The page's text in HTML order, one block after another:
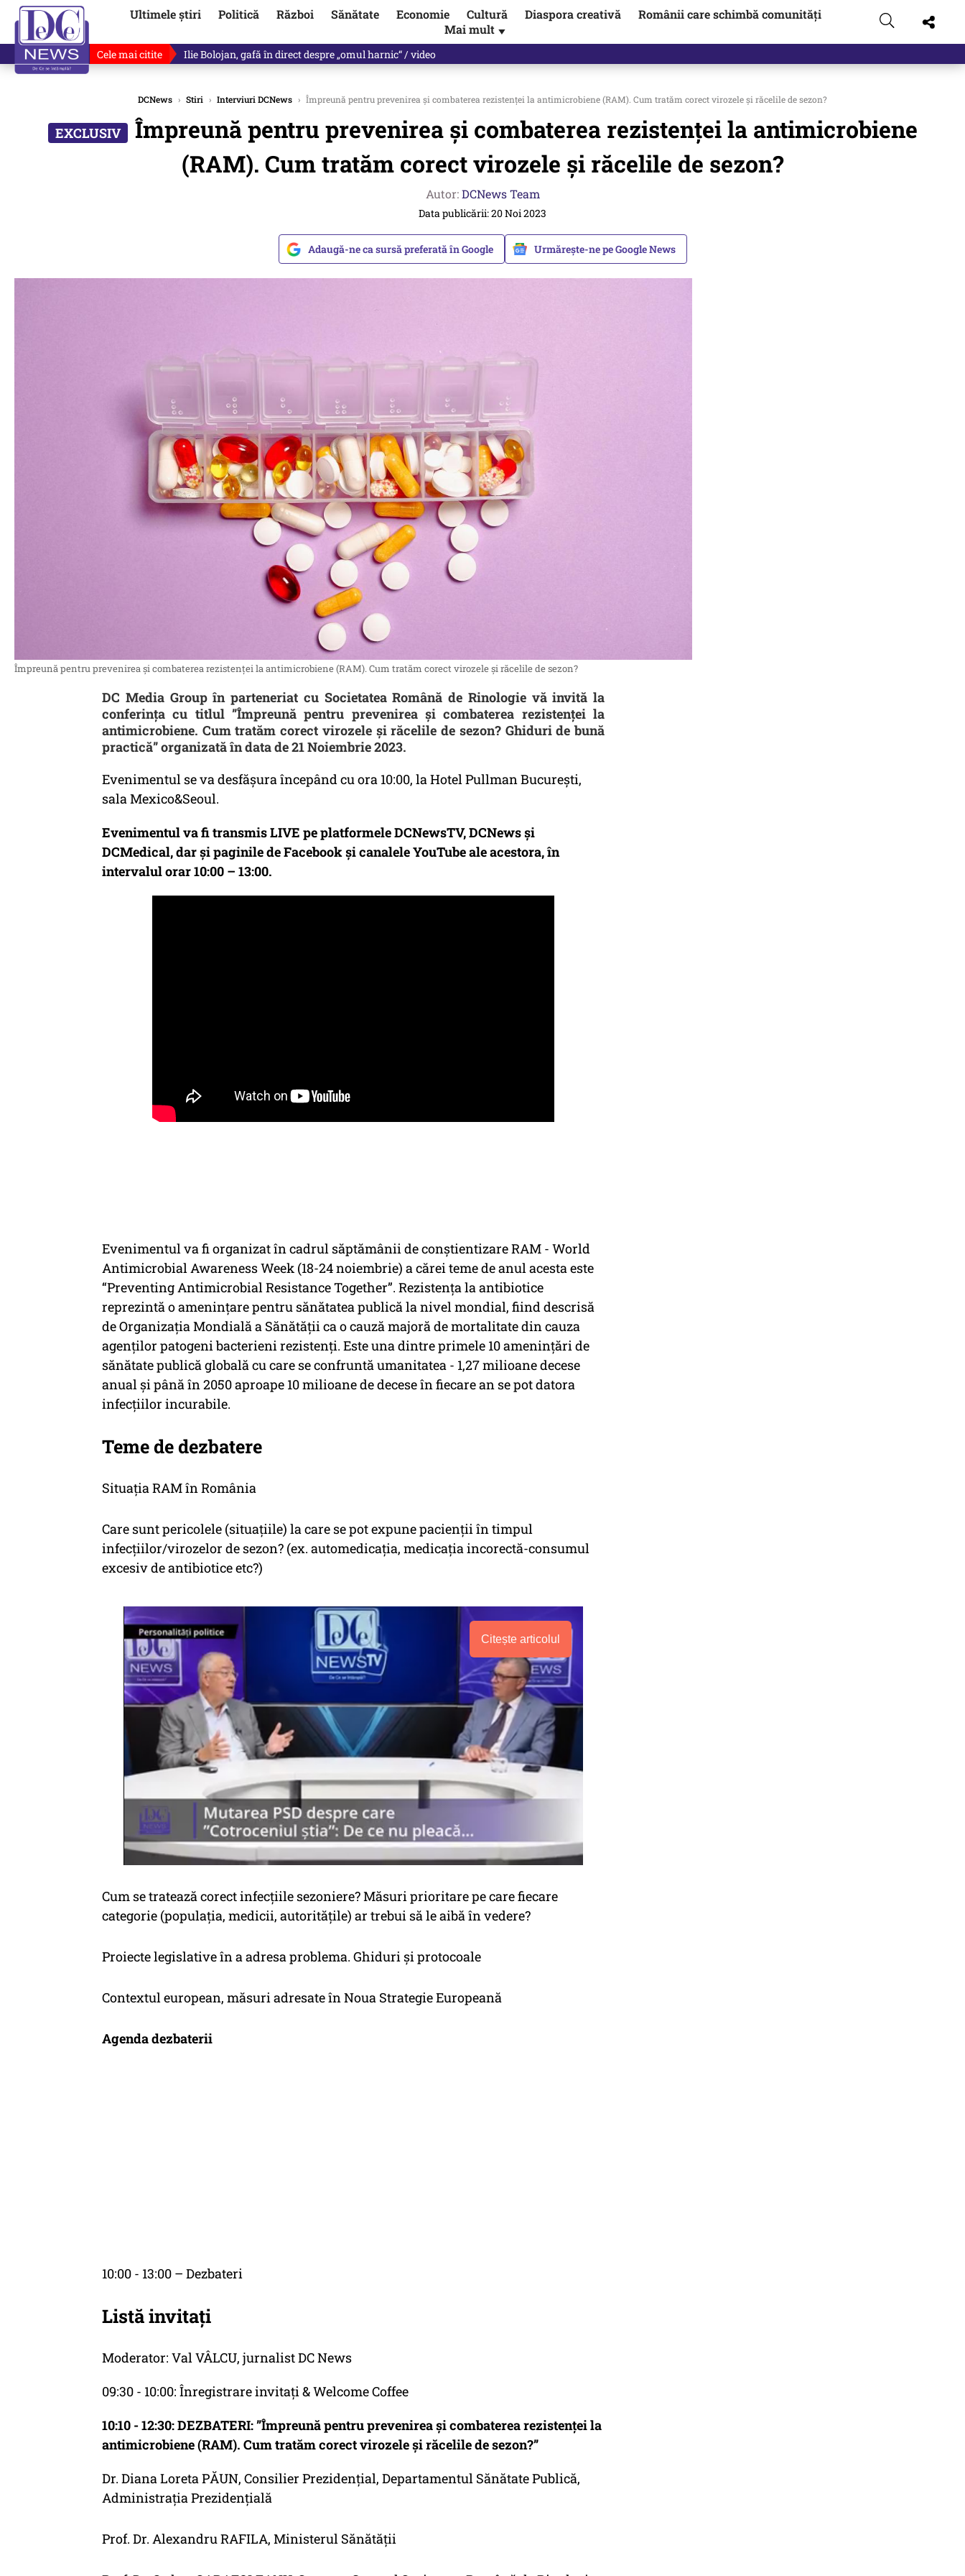
Ultimele știri Politică Război Sănătate Economie Cultură Diaspora creativă
Românii care schimbă comunități
Mai mult ▼
Cele mai citite Ilie Bolojan, gafă în direct despre „omul harnic“ / video
DCNews › Stiri › Interviuri DCNews › Împreună pentru prevenirea și combaterea rezistenței la antimicrobiene (RAM). Cum tratăm corect virozele și răcelile de sezon?
Împreună pentru prevenirea și combaterea rezistenței la antimicrobiene
(RAM). Cum tratăm corect virozele și răcelile de sezon?
Autor:DCNews Team
Data publicării: 20 Noi 2023
Adaugă-ne ca sursă preferată în Google Urmărește-ne pe Google News
Împreună pentru prevenirea și combaterea rezistenței la antimicrobiene (RAM). Cum tratăm corect virozele și răcelile de sezon?
DC Media Group în parteneriat cu Societatea Română de Rinologie vă invită la
conferința cu titlul ”Împreună pentru prevenirea și combaterea rezistenței la
antimicrobiene. Cum tratăm corect virozele și răcelile de sezon? Ghiduri de bună
practică” organizată în data de 21 Noiembrie 2023.
Evenimentul se va desfășura începând cu ora 10:00, la Hotel Pullman București,
sala Mexico&Seoul.
Evenimentul va fi transmis LIVE pe platformele DCNewsTV, DCNews și
DCMedical, dar și paginile de Facebook și canalele YouTube ale acestora, în
intervalul orar 10:00 – 13:00.
Evenimentul va fi organizat în cadrul săptămânii de conștientizare RAM - World
Antimicrobial Awareness Week (18-24 noiembrie) a cărei teme de anul acesta este
“Preventing Antimicrobial Resistance Together”. Rezistența la antibiotice
reprezintă o amenințare pentru sănătatea publică la nivel mondial, fiind descrisă
de Organizația Mondială a Sănătății ca o cauză majoră de mortalitate din cauza
agenților patogeni bacterieni rezistenți. Este una dintre primele 10 amenințări de
sănătate publică globală cu care se confruntă umanitatea - 1,27 milioane decese
anual și până în 2050 aproape 10 milioane de decese în fiecare an se pot datora
infecțiilor incurabile.
Teme de dezbatere
Situația RAM în România
Care sunt pericolele (situațiile) la care se pot expune pacienții în timpul
infecțiilor/virozelor de sezon? (ex. automedicația, medicația incorectă-consumul
excesiv de antibiotice etc?)
Citește articolul
Cum se tratează corect infecțiile sezoniere? Măsuri prioritare pe care fiecare
categorie (populația, medicii, autoritățile) ar trebui să le aibă în vedere?
Proiecte legislative în a adresa problema. Ghiduri și protocoale
Contextul european, măsuri adresate în Noua Strategie Europeană
Agenda dezbaterii
10:00 - 13:00 – Dezbateri
Listă invitați
Moderator: Val VÂLCU, jurnalist DC News
09:30 - 10:00: Înregistrare invitați & Welcome Coffee
10:10 - 12:30: DEZBATERI: ”Împreună pentru prevenirea și combaterea rezistenței la
antimicrobiene (RAM). Cum tratăm corect virozele și răcelile de sezon?”
Dr. Diana Loreta PĂUN, Consilier Prezidențial, Departamentul Sănătate Publică,
Administrația Prezidențială
Prof. Dr. Alexandru RAFILA, Ministerul Sănătății